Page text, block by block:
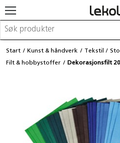
Møbler & innredning
Lekeplassutstyr & utemiljø
Barnevogner & småbarnsutstyr
Skole- & kontormateriell
Logge inn / registrere meg
Start Kunst & håndverk Tekstil
Filt & hobbystoffer
Dekorasjonsfilt